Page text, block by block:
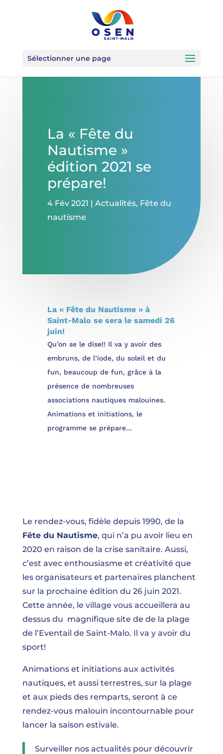
Sélectionner une page
La « Fête du
Nautisme »
édition 2021 se
prépare!
4 Fév 2021 | Actualités, Fête du
nautisme
La « Fête du Nautisme » à
Saint-Malo se sera le samedi 26
juin!
Qu’on se le dise!! Il va y avoir des
embruns, de l’iode, du soleil et du
fun, beaucoup de fun, grâce à la
présence de nombreuses
associations nautiques malouines.
Animations et initiations, le
programme se prépare…
Le rendez-vous, fidèle depuis 1990, de la
Fête du Nautisme, qui n’a pu avoir lieu en
2020 en raison de la crise sanitaire. Aussi,
c’est avec enthousiasme et créativité que
les organisateurs et partenaires planchent
sur la prochaine édition du 26 juin 2021.
Cette année, le village vous accueillera au
dessus du magnifique site de de la plage
de l’Eventail de Saint-Malo. Il va y avoir du
sport!
Animations et initiations aux activités
nautiques, et aussi terrestres, sur la plage
et aux pieds des remparts, seront à ce
rendez-vous malouin incontournable pour
lancer la saison estivale.
Surveiller nos actualités pour découvrir